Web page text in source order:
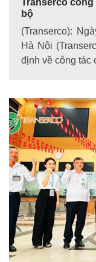
bộ
(Transerco):
Hà Nội
định về công tác